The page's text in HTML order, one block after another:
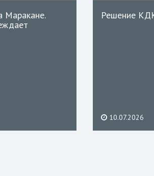
Маракане.
Решение
10.07.2026